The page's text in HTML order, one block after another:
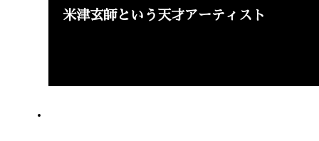
米津玄師という天才アーティスト